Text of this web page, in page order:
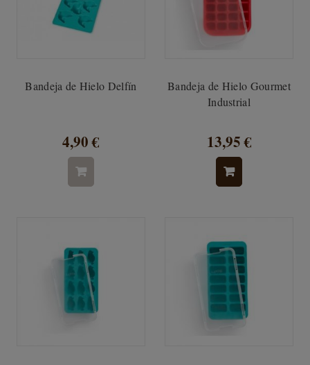
Bandeja de Hielo Delfín
4,90 €
Bandeja de Hielo Gourmet
Industrial
13,95 €